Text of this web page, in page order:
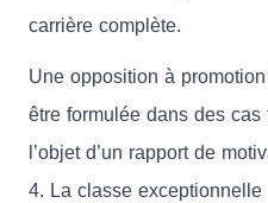
carrière complète.
Une opposition à
être formulée dans des
l’objet d’un rapport de
4. La classe exceptionnelle